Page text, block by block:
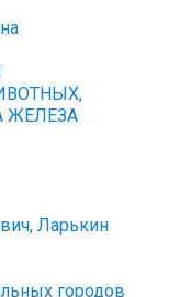
ЖЕЛЕЗА
Ларькин
городов